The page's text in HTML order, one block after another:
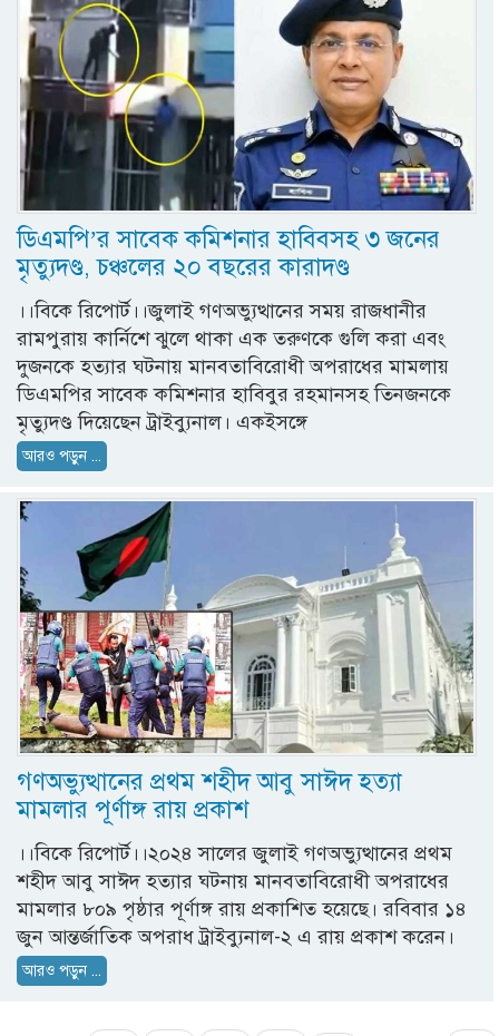
ডিএমপি’র সাবেক কমিশনার হাবিবসহ ৩ জনের
মৃত্যুদণ্ড, চঞ্চলের ২০ বছরের কারাদণ্ড
।।বিকে রিপোর্ট।।জুলাই গণঅভ্যুত্থানের সময় রাজধানীর
রামপুরায় কার্নিশে ঝুলে থাকা এক তরুণকে গুলি করা এবং
দুজনকে হত্যার ঘটনায় মানবতাবিরোধী অপরাধের মামলায়
ডিএমপির সাবেক কমিশনার হাবিবুর রহমানসহ তিনজনকে
মৃত্যুদণ্ড দিয়েছেন ট্রাইব্যুনাল। একইসঙ্গে
আরও পড়ুন ...
গণঅভ্যুত্থানের প্রথম শহীদ আবু সাঈদ হত্যা
মামলার পূর্ণাঙ্গ রায় প্রকাশ
।।বিকে রিপোর্ট।।২০২৪ সালের জুলাই গণঅভ্যুত্থানের প্রথম
শহীদ আবু সাঈদ হত্যার ঘটনায় মানবতাবিরোধী অপরাধের
মামলার ৮০৯ পৃষ্ঠার পূর্ণাঙ্গ রায় প্রকাশিত হয়েছে। রবিবার ১৪
জুন আন্তর্জাতিক অপরাধ ট্রাইব্যুনাল-২ এ রায় প্রকাশ করেন।
আরও পড়ুন ...